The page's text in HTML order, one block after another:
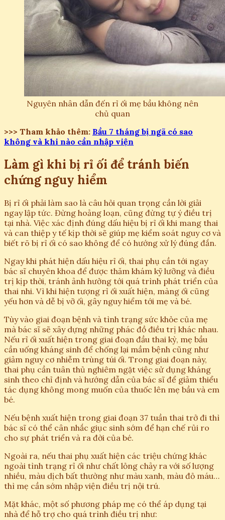
Nguyên nhân dẫn đến rỉ ối mẹ bầu không nên
chủ quan
>>> Tham khảo thêm: Bầu 7 tháng bị ngã có sao
không và khi nào cần nhập viện
Làm gì khi bị rỉ ối để tránh biến
chứng nguy hiểm
Bị rỉ ối phải làm sao là câu hỏi quan trọng cần lời giải
ngay lập tức. Đừng hoảng loạn, cũng đừng tự ý điều trị
tại nhà. Việc xác định đúng dấu hiệu bị rỉ ối khi mang thai
và can thiệp y tế kịp thời sẽ giúp mẹ kiểm soát nguy cơ và
biết rõ bị rỉ ối có sao không để có hướng xử lý đúng đắn.
Ngay khi phát hiện dấu hiệu rỉ ối, thai phụ cần tới ngay
bác sĩ chuyên khoa để được thăm khám kỹ lưỡng và điều
trị kịp thời, tránh ảnh hưởng tới quá trình phát triển của
thai nhi. Vì khi hiện tượng rỉ ối xuất hiện, màng ối cũng
yếu hơn và dễ bị vỡ ối, gây nguy hiểm tới mẹ và bé.
Tùy vào giai đoạn bệnh và tình trạng sức khỏe của mẹ
mà bác sĩ sẽ xây dựng những phác đồ điều trị khác nhau.
Nếu rỉ ối xuất hiện trong giai đoạn đầu thai kỳ, mẹ bầu
cần uống kháng sinh để chống lại mầm bệnh cũng như
giảm nguy cơ nhiễm trùng túi ối. Trong giai đoạn này,
thai phụ cần tuân thủ nghiêm ngặt việc sử dụng kháng
sinh theo chỉ định và hướng dẫn của bác sĩ để giảm thiểu
tác dụng không mong muốn của thuốc lên mẹ bầu và em
bé.
Nếu bệnh xuất hiện trong giai đoạn 37 tuần thai trở đi thì
bác sĩ có thể cân nhắc giục sinh sớm để hạn chế rủi ro
cho sự phát triển và ra đời của bé.
Ngoài ra, nếu thai phụ xuất hiện các triệu chứng khác
ngoài tình trạng rỉ ối như chất lỏng chảy ra với số lượng
nhiều, màu dịch bất thường như màu xanh, màu đỏ máu…
thì mẹ cần sớm nhập viện điều trị nội trú.
Mặt khác, một số phương pháp mẹ có thể áp dụng tại
nhà để hỗ trợ cho quá trình điều trị như: